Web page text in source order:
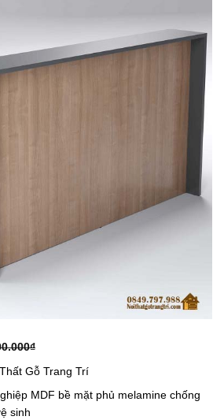
₫
Gỗ Trang Trí
MDF bề mặt phủ melamine chống
sinh